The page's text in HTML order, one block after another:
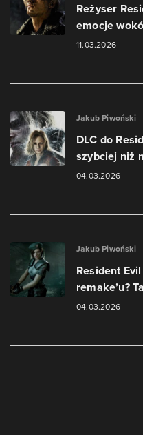
Reżyser
emocje
11.03.2026
Jakub Piwoński
DLC do
szybciej niż
04.03.2026
Jakub Piwoński
Resident
remake’u?
04.03.2026